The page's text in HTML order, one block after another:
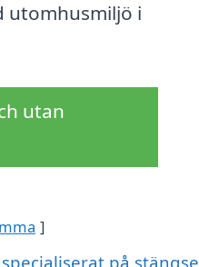
utomhusmiljö i
utan
på